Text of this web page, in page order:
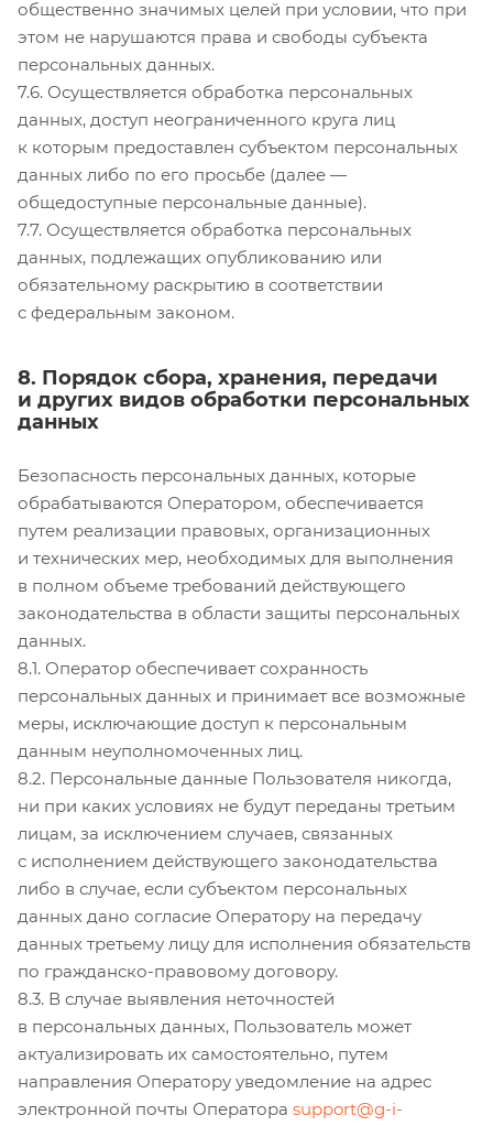
общественно значимых целей при условии, что при
этом не нарушаются права и свободы субъекта
персональных данных.
7.6. Осуществляется обработка персональных
данных, доступ неограниченного круга лиц
к которым предоставлен субъектом персональных
данных либо по его просьбе (далее —
общедоступные персональные данные).
7.7. Осуществляется обработка персональных
данных, подлежащих опубликованию или
обязательному раскрытию в соответствии
с федеральным законом.
8. Порядок сбора, хранения, передачи
и других видов обработки персональных
данных
Безопасность персональных данных, которые
обрабатываются Оператором, обеспечивается
путем реализации правовых, организационных
и технических мер, необходимых для выполнения
в полном объеме требований действующего
законодательства в области защиты персональных
данных.
8.1. Оператор обеспечивает сохранность
персональных данных и принимает все возможные
меры, исключающие доступ к персональным
данным неуполномоченных лиц.
8.2. Персональные данные Пользователя никогда,
ни при каких условиях не будут переданы третьим
лицам, за исключением случаев, связанных
с исполнением действующего законодательства
либо в случае, если субъектом персональных
данных дано согласие Оператору на передачу
данных третьему лицу для исполнения обязательств
по гражданско-правовому договору.
8.3. В случае выявления неточностей
в персональных данных, Пользователь может
актуализировать их самостоятельно, путем
направления Оператору уведомление на адрес
электронной почты Оператора support@g-i-